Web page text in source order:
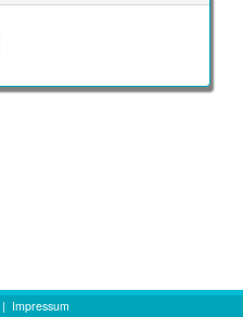
Impressum